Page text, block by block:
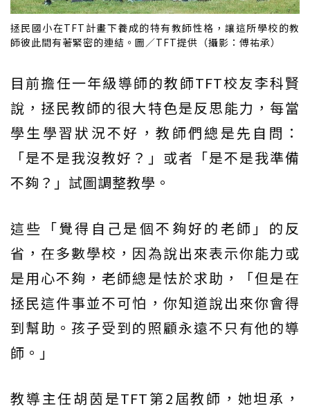
拯民國小在TFT計畫下養成的特有教師性格，讓這所學校的教
師彼此間有著緊密的連結。圖／TFT提供（攝影：傅祐承）
目前擔任一年級導師的教師TFT校友李科賢
說，拯民教師的很大特色是反思能力，每當
學生學習狀況不好，教師們總是先自問：
「是不是我沒教好？」或者「是不是我準備
不夠？」試圖調整教學。
這些「覺得自己是個不夠好的老師」的反
省，在多數學校，因為說出來表示你能力或
是用心不夠，老師總是怯於求助，「但是在
拯民這件事並不可怕，你知道說出來你會得
到幫助。孩子受到的照顧永遠不只有他的導
師。」
教導主任胡茵是TFT第2屆教師，她坦承，